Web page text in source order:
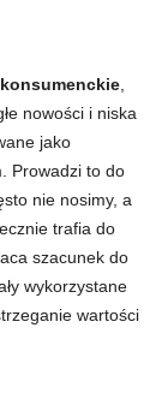
nowości i niska
jako
Prowadzi to do
nie nosimy, a
trafia do
szacunek do
wykorzystane
wartości